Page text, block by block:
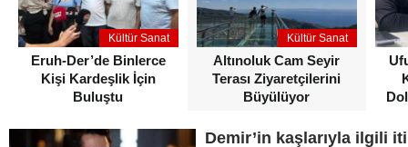
Kültür Sanat
Eruh-Der’de Binlerce
Kişi Kardeşlik İçin
Buluştu
Kültür Sanat
Altınoluk Cam Seyir
Terası Ziyaretçilerini
Büyülüyor